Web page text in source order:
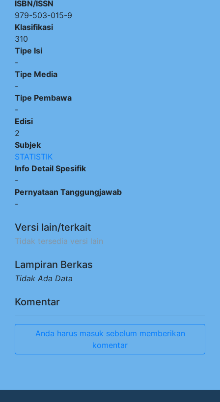
ISBN/ISSN
979-503-015-9
Klasifikasi
310
Tipe Isi
-
Tipe Media
-
Tipe Pembawa
-
Edisi
2
Subjek
STATISTIK
Info Detail Spesifik
-
Pernyataan Tanggungjawab
-
Versi lain/terkait
Tidak tersedia versi lain
Lampiran Berkas
Tidak Ada Data
Komentar
Anda harus masuk sebelum memberikan
komentar